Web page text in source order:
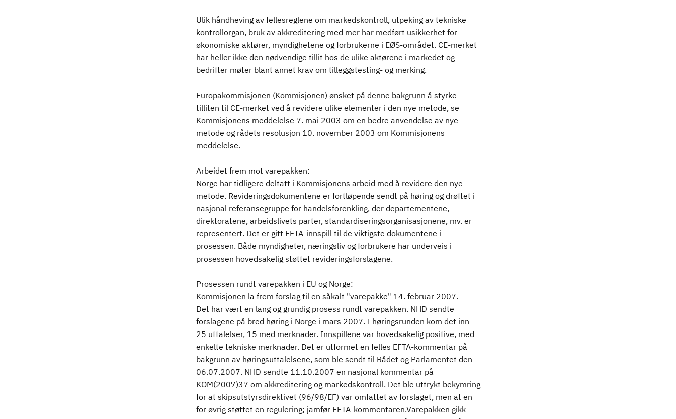
Ulik håndheving av fellesreglene om markedskontroll, utpeking av tekniske
kontrollorgan, bruk av akkreditering med mer har medført usikkerhet for
økonomiske aktører, myndighetene og forbrukerne i EØS-området. CE-merket
har heller ikke den nødvendige tillit hos de ulike aktørene i markedet og
bedrifter møter blant annet krav om tilleggstesting- og merking.
Europakommisjonen (Kommisjonen) ønsket på denne bakgrunn å styrke
tilliten til CE-merket ved å revidere ulike elementer i den nye metode, se
Kommisjonens meddelelse 7. mai 2003 om en bedre anvendelse av nye
metode og rådets resolusjon 10. november 2003 om Kommisjonens
meddelelse.
Arbeidet frem mot varepakken:
Norge har tidligere deltatt i Kommisjonens arbeid med å revidere den nye
metode. Revideringsdokumentene er fortløpende sendt på høring og drøftet i
nasjonal referansegruppe for handelsforenkling, der departementene,
direktoratene, arbeidslivets parter, standardiseringsorganisasjonene, mv. er
representert. Det er gitt EFTA-innspill til de viktigste dokumentene i
prosessen. Både myndigheter, næringsliv og forbrukere har underveis i
prosessen hovedsakelig støttet revideringsforslagene.
Prosessen rundt varepakken i EU og Norge:
Kommisjonen la frem forslag til en såkalt "varepakke" 14. februar 2007.
Det har vært en lang og grundig prosess rundt varepakken. NHD sendte
forslagene på bred høring i Norge i mars 2007. I høringsrunden kom det inn
25 uttalelser, 15 med merknader. Innspillene var hovedsakelig positive, med
enkelte tekniske merknader. Det er utformet en felles EFTA-kommentar på
bakgrunn av høringsuttalelsene, som ble sendt til Rådet og Parlamentet den
06.07.2007. NHD sendte 11.10.2007 en nasjonal kommentar på
KOM(2007)37 om akkreditering og markedskontroll. Det ble uttrykt bekymring
for at skipsutstyrsdirektivet (96/98/EF) var omfattet av forslaget, men at en
for øvrig støttet en regulering; jamfør EFTA-kommentaren.Varepakken gikk